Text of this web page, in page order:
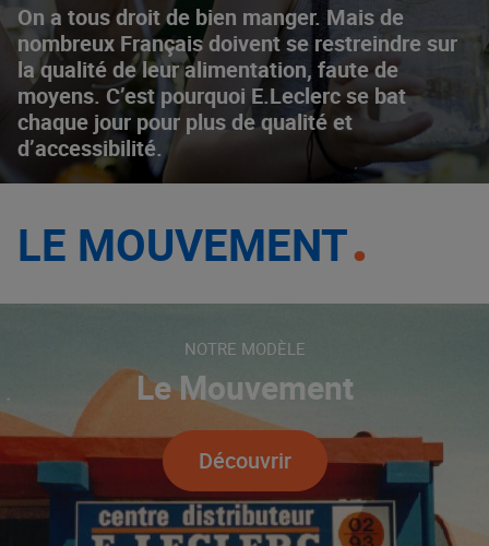
On a tous droit de bien manger. Mais de
nombreux Français doivent se restreindre sur
la qualité de leur alimentation, faute de
moyens. C’est pourquoi E.Leclerc se bat
chaque jour pour plus de qualité et
d’accessibilité.
LE MOUVEMENT
NOTRE MODÈLE
Le Mouvement
Découvrir